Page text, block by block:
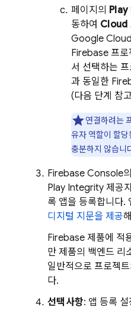
페이지의
동하여 Cloud
Google Cloud
Firebase 프로
서 선택하는
과 동일한
(다음 단계 참
연결하려는
유자 역할이 할
충분하지 않습니
Firebase Console
Play Integrity 제공
록 앱을 등록합니다.
디지털 지문을 제공
Firebase 제품에 적
만 제품의 백엔드 리
일반적으로 프로젝
다.
선택사항: 앱 등록